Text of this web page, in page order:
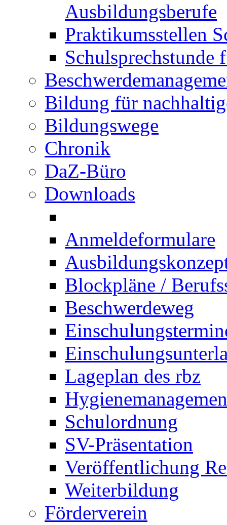
Ausbildungsberufe
Praktikumsstellen
Schulsprechstunde
Bildung für
Bildungswege
Chronik
DaZ-Büro
Downloads
Anmeldeformulare
Blockpläne /
Beschwerdeweg
Lageplan des rbz
Schulordnung
SV-Präsentation
Veröffentlichung
Weiterbildung
Förderverein